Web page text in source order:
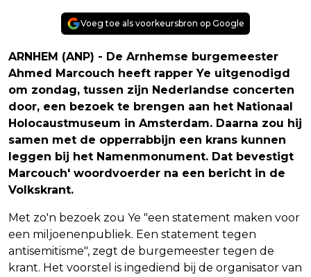
Voeg toe als voorkeursbron op Google
ARNHEM (ANP) - De Arnhemse burgemeester
Ahmed Marcouch heeft rapper Ye uitgenodigd
om zondag, tussen zijn Nederlandse concerten
door, een bezoek te brengen aan het Nationaal
Holocaustmuseum in Amsterdam. Daarna zou hij
samen met de opperrabbijn een krans kunnen
leggen bij het Namenmonument. Dat bevestigt
Marcouch' woordvoerder na een bericht in de
Volkskrant.
Met zo'n bezoek zou Ye "een statement maken voor
een miljoenenpubliek. Een statement tegen
antisemitisme", zegt de burgemeester tegen de
krant. Het voorstel is ingediend bij de organisator van